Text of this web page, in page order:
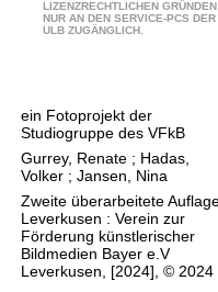
LIZENZRECHTLICHEN GRÜNDEN
NUR AN DEN SERVICE-PCS DER
ULB ZUGÄNGLICH.
e
s
c
h
i
c
h
ein Fotoprojekt der
Studiogruppe des VFkB
Gurrey, Renate ; Hadas,
Volker ; Jansen, Nina
Zweite überarbeitete
Leverkusen : Verein zur
Förderung künstlerischer
Bildmedien Bayer e.V
Leverkusen, [2024], © 2024